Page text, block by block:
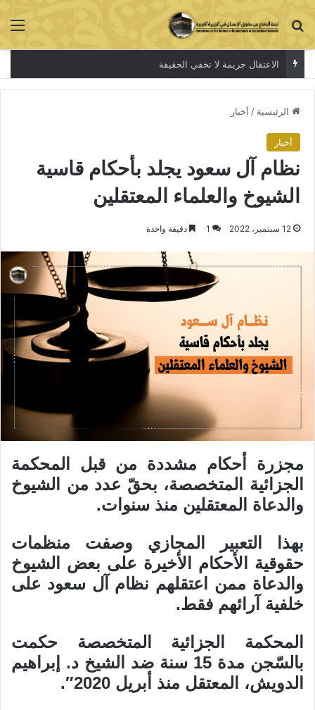
بحث عن
الاعتقال جريمة لا تخفي الحقيقة
الرئيسية / أخبار
أخبار
نظام آل سعود يجلد بأحكام قاسية
الشيوخ والعلماء المعتقلين
12 سبتمبر، 2022 1 دقيقة واحدة
مجزرة أحكام مشددة من قبل المحكمة
الجزائية المتخصصة، بحقّ عدد من الشيوخ
والدعاة المعتقلين منذ سنوات.
بهذا التعبير المجازي وصفت منظمات
حقوقية الأحكام الأخيرة على بعض الشيوخ
والدعاة ممن اعتقلهم نظام آل سعود على
خلفية آرائهم فقط.
المحكمة الجزائية المتخصصة حكمت
بالسّجن مدة 15 سنة ضد الشيخ د. إبراهيم
الدويش، المعتقل منذ أبريل 2020″.